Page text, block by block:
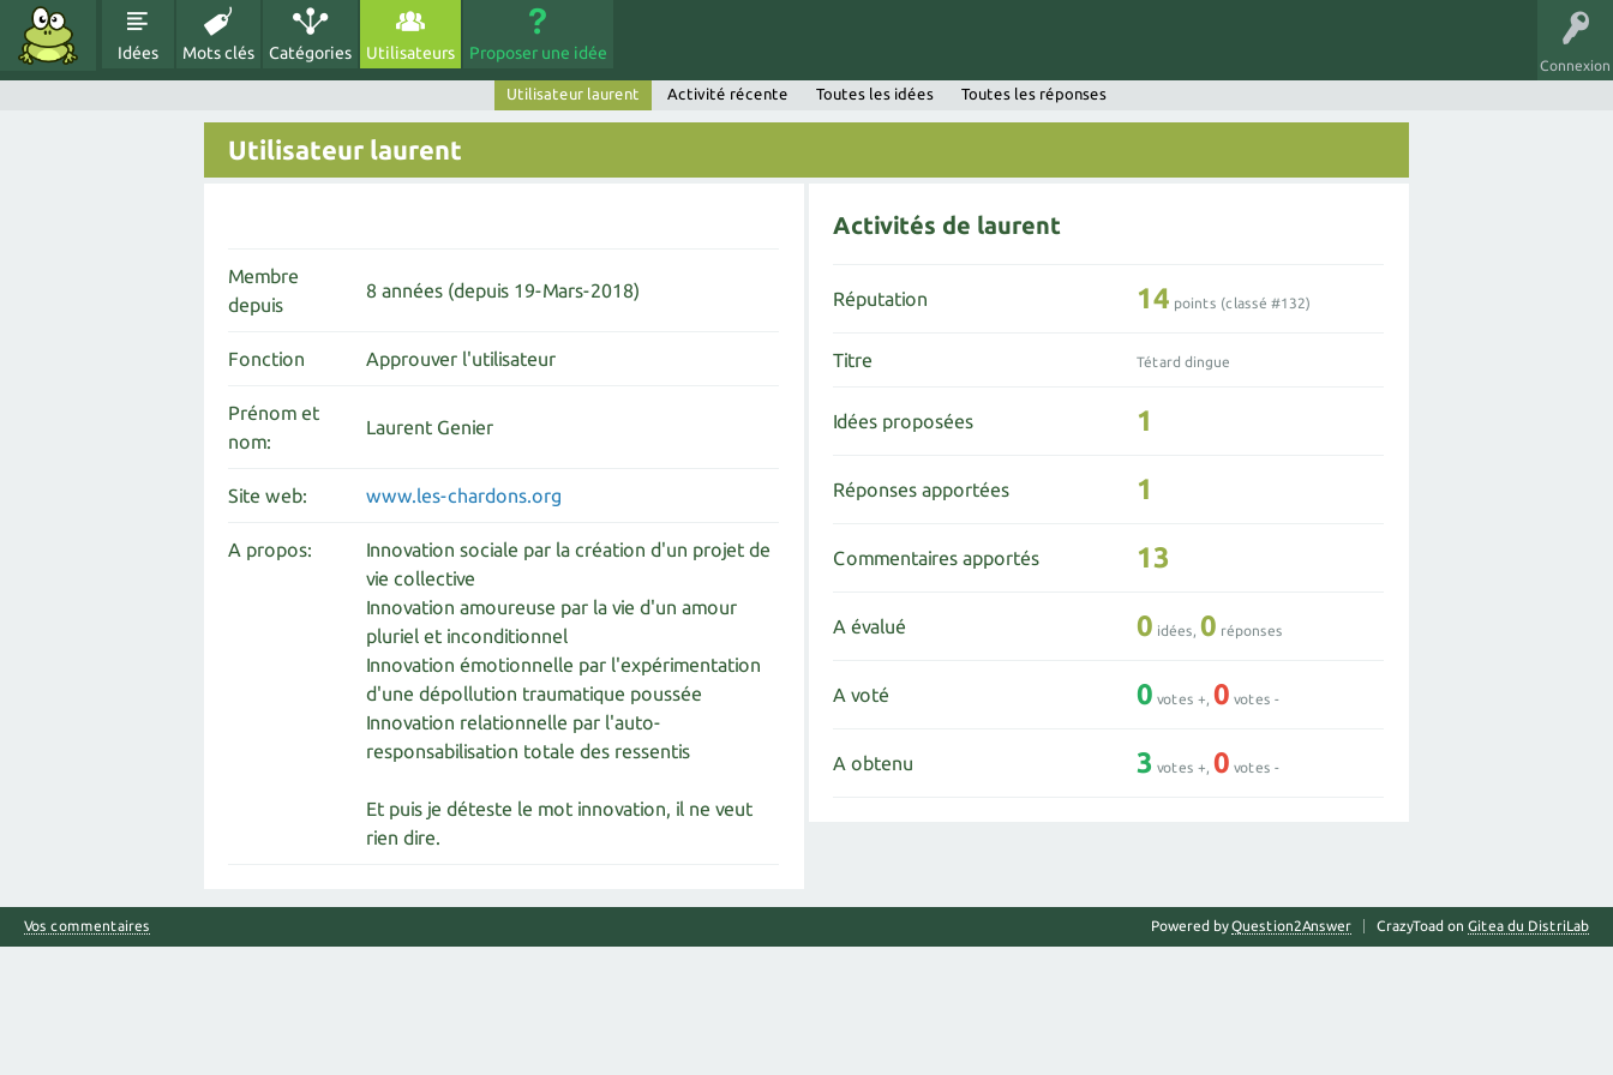
Connexion
Idées Mots clés Catégories Utilisateurs Proposer une idée
Utilisateur laurent Activité récente Toutes les idées Toutes les réponses
Utilisateur laurent
Membre
depuis
8 années (depuis 19-Mars-2018)
Fonction Approuver l'utilisateur
Prénom et
nom:
Laurent Genier
Site web: www.les-chardons.org
A propos:
Innovation sociale par la création d'un projet de
vie collective
Innovation amoureuse par la vie d'un amour
pluriel et inconditionnel
Innovation émotionnelle par l'expérimentation
d'une dépollution traumatique poussée
Innovation relationnelle par l'auto-
responsabilisation totale des ressentis
Et puis je déteste le mot innovation, il ne veut
rien dire.
Activités de laurent
Réputation 14 points (classé #132)
Titre Tétard dingue
Idées proposées 1
Réponses apportées 1
Commentaires apportés 13
A évalué 0 idées,0 réponses
A voté 0 votes +,0 votes -
A obtenu 3 votes +,0 votes -
Vos commentaires CrazyToad on Gitea du DistriLab
Powered byQuestion2Answer